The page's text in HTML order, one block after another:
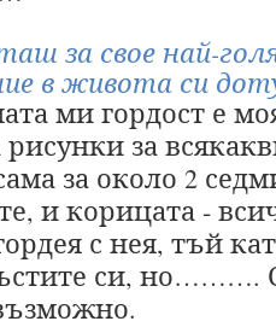
за свое най-
в живота си
ми гордост е
рисунки за
за около 2
и корицата -
с нея, тъй
си,